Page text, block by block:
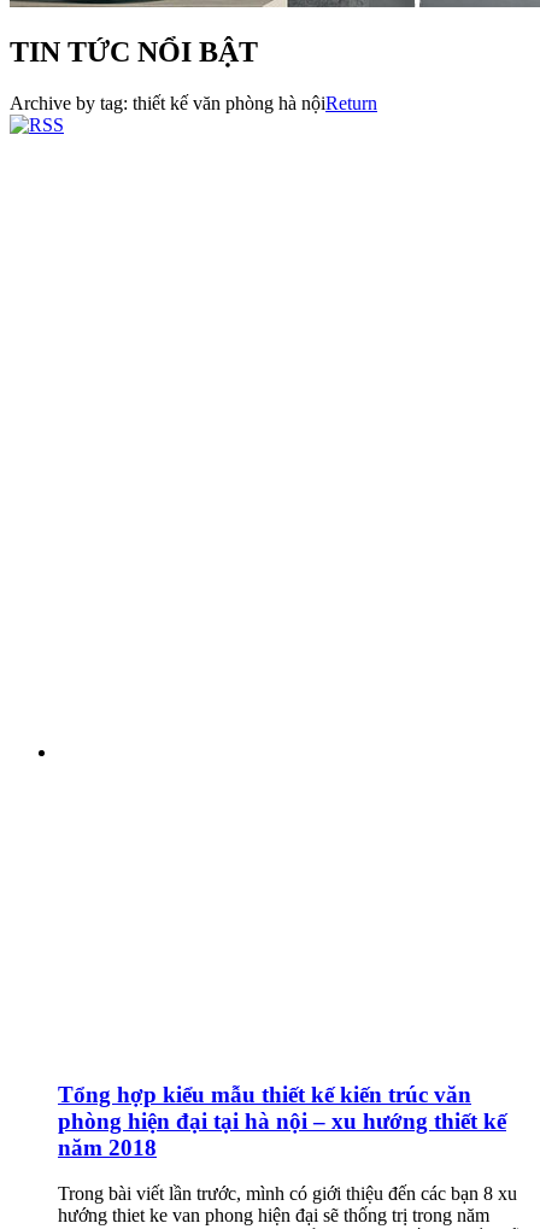
TIN TỨC NỔI BẬT
Archive by tag: thiết kế văn phòng hà nộiReturn
Tổng hợp kiểu mẫu thiết kế kiến trúc văn
phòng hiện đại tại hà nội – xu hướng thiết kế
năm 2018
Trong bài viết lần trước, mình có giới thiệu đến các bạn 8 xu
hướng thiet ke van phong hiện đại sẽ thống trị trong năm